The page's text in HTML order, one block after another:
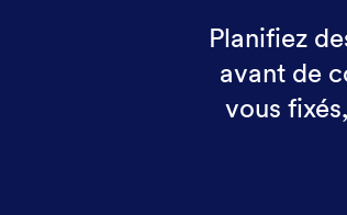
Planifiez
avant de
vous